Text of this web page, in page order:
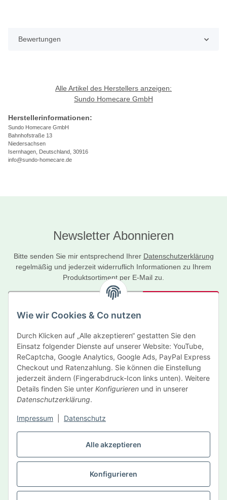
Alle akzeptieren
Konfigurieren
Wie wir Cookies & Co nutzen
Durch Klicken auf „Alle akzeptieren“ gestatten Sie den
Einsatz folgender Dienste auf unserer Website: YouTube,
ReCaptcha, Google Analytics, Google Ads, PayPal Express
Checkout und Ratenzahlung. Sie können die Einstellung
jederzeit ändern (Fingerabdruck-Icon links unten). Weitere
Details finden Sie unter Konfigurieren und in unserer
Datenschutzerklärung.
Impressum Datenschutz
Bewertungen
Alle Artikel des Herstellers anzeigen:
Sundo Homecare GmbH
Herstellerinformationen:
Sundo Homecare GmbH
Bahnhofstraße 13
Niedersachsen
Isernhagen, Deutschland, 30916
info@sundo-homecare.de
Newsletter Abonnieren
Bitte senden Sie mir entsprechend Ihrer Datenschutzerklärung
regelmäßig und jederzeit widerruflich Informationen zu Ihrem
Produktsortiment per E-Mail zu.
Newsletter Abonnieren
Informationen
Gesetzliche Informationen
Hersteller
Vertrag widerrufen
* Alle Preise inkl. gesetzlicher USt., zzgl.Versand